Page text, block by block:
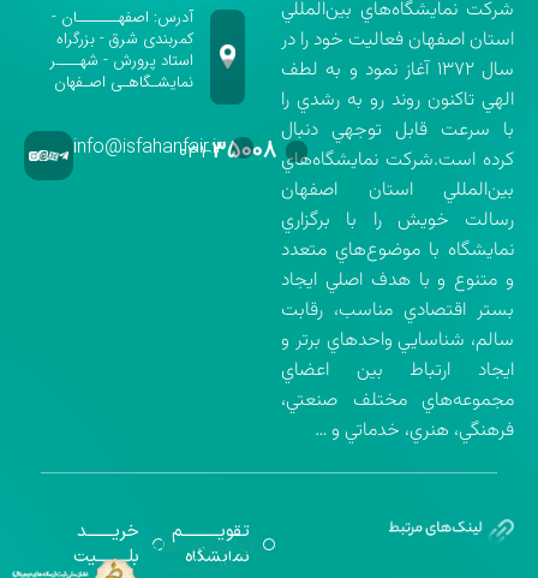
شركت نمايشگاه‌هاي بين‌المللي
استان اصفهان فعاليت خود را در
سال ۱۳۷۲ آغاز نمود و به لطف
الهي تاكنون روند رو به رشدي را
با سرعت قابل توجهي دنبال
كرده است.شركت نمايشگاه‌هاي
بين‌المللي استان اصفهان
رسالت خويش را با برگزاري
نمايشگاه با موضوع‌هاي متعدد
و متنوع و با هدف اصلي ايجاد
بستر اقتصادي مناسب، رقابت
سالم، شناسايي واحدهاي برتر و
ايجاد ارتباط بين اعضاي
مجموعه‌هاي مختلف صنعتي،
فرهنگي، هنري، خدماتي و …
آدرس: اصفهـــــــان -
کمربندی شرق - بزرگراه
استاد پرورش - شهــــر
نمایشـگاهـی اصـفهان
۰۳۱-۳۵۰۰۸info@isfahanfair.ir
تقویــــــــــم
نمایشگاه
خریـــــــد
بلـــــــــیت گواهینامه‌های
اخذ شده